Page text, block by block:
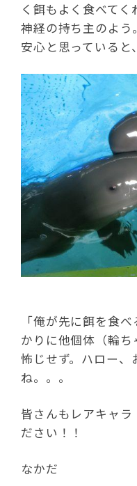
く餌もよく食べてく
神経の持ち主のよう
安心と思っていると
「俺が先に餌を食
かりに他個体（輪
怖じせず。ハロー、
ね。。。
皆さんもレアキャラ
ださい！！
なかだ